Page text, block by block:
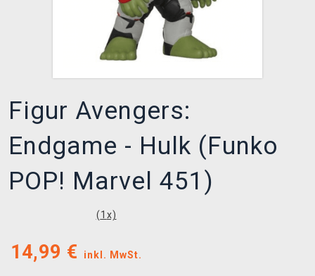
Figur Avengers:
Endgame - Hulk (Funko
POP! Marvel 451)
(1 x)
14,99 € inkl. MwSt.